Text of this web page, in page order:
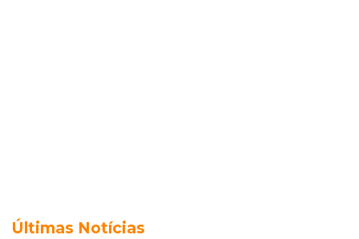
Últimas Notícias